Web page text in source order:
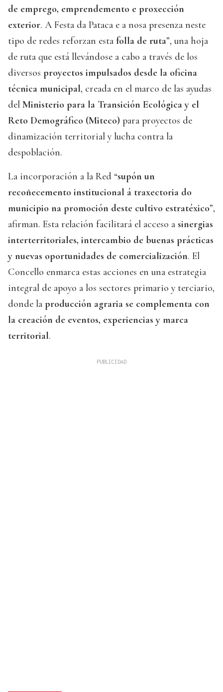
de emprego, emprendemento e proxección
exterior. A Festa da Pataca e a nosa presenza neste
tipo de redes reforzan esta folla de ruta”, una hoja
de ruta que está llevándose a cabo a través de los
diversos proyectos impulsados desde la oficina
técnica municipal, creada en el marco de las ayudas
del Ministerio para la Transición Ecológica y el
Reto Demográfico (Miteco) para proyectos de
dinamización territorial y lucha contra la
despoblación.
La incorporación a la Red “supón un
recoñecemento institucional á traxectoria do
municipio na promoción deste cultivo estratéxico”,
afirman. Esta relación facilitará el acceso a sinergias
interterritoriales, intercambio de buenas prácticas
y nuevas oportunidades de comercialización. El
Concello enmarca estas acciones en una estrategia
integral de apoyo a los sectores primario y terciario,
donde la producción agraria se complementa con
la creación de eventos, experiencias y marca
territorial.